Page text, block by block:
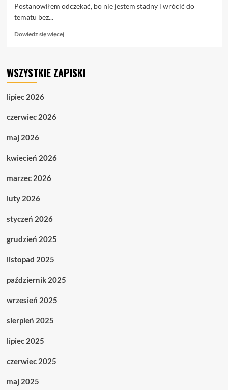
Postanowiłem odczekać, bo nie jestem stadny i wrócić do
tematu bez...
Dowiedz się więcejDowiedz
6.10.
WSZYSTKIE ZAPISKI
lipiec 2026
czerwiec 2026
maj 2026
kwiecień 2026
marzec 2026
luty 2026
styczeń 2026
grudzień 2025
listopad 2025
październik 2025
wrzesień 2025
sierpień 2025
lipiec 2025
czerwiec 2025
maj 2025